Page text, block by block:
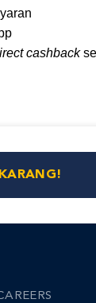
cashback